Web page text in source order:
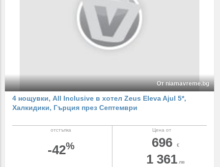
От niamavreme.bg
4 нощувки, All Inclusive в хотел Zeus Eleva Ajul 5*,
Халкидики, Гърция през Септември
Цена от
696 €
1 361 лв
отстъпка
-42%